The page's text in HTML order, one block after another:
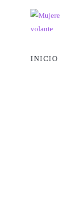
INICIO